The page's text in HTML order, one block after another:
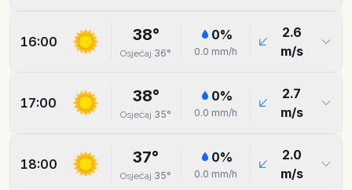
16:00 38°
Osjećaj 36°
0%
0.0 mm/h
2.6
m/s
17:00 38°
Osjećaj 35°
0%
0.0 mm/h
2.7
m/s
18:00 37°
Osjećaj 35°
0%
0.0 mm/h
2.0
m/s